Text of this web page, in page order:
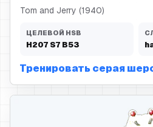
Tom and Jerry (1940)
ЦЕЛЕВОЙ HSB
H207 S7 B53
Тренировать серая